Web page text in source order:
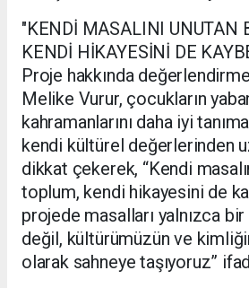
"KENDİ MASALINI UNUTAN
KENDİ HİKAYESİNİ DE
Proje hakkında
Melike Vurur, çocukların
kahramanlarını daha iyi
kendi kültürel değerlerinden
dikkat çekerek, “Kendi
toplum, kendi hikayesini de
projede masalları yalnızca
değil, kültürümüzün ve
olarak sahneye taşıyoruz”